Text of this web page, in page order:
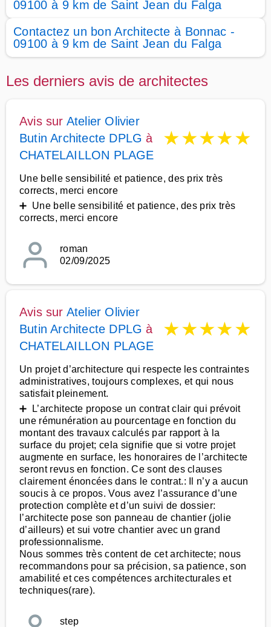
09100 à 9 km de Saint Jean du Falga
Contactez un bon Architecte à Bonnac -
09100 à 9 km de Saint Jean du Falga
Les derniers avis de architectes
Avis sur Atelier Olivier
Butin Architecte DPLG à
CHATELAILLON PLAGE
★★★★★
Une belle sensibilité et patience, des prix très
corrects, merci encore
➕ Une belle sensibilité et patience, des prix très
corrects, merci encore
roman
02/09/2025
Avis sur Atelier Olivier
Butin Architecte DPLG à
CHATELAILLON PLAGE
★★★★★
Un projet d’architecture qui respecte les contraintes
administratives, toujours complexes, et qui nous
satisfait pleinement.
➕ L’architecte propose un contrat clair qui prévoit
une rémunération au pourcentage en fonction du
montant des travaux calculés par rapport à la
surface du projet; cela signifie que si votre projet
augmente en surface, les honoraires de l’architecte
seront revus en fonction. Ce sont des clauses
clairement énoncées dans le contrat.: Il n’y a aucun
soucis à ce propos. Vous avez l’assurance d’une
protection complète et d’un suivi de dossier:
l’architecte pose son panneau de chantier (jolie
d’ailleurs) et sui votre chantier avec un grand
professionnalisme.
Nous sommes très content de cet architecte; nous
recommandons pour sa précision, sa patience, son
amabilité et ces compétences architecturales et
techniques(rare).
step